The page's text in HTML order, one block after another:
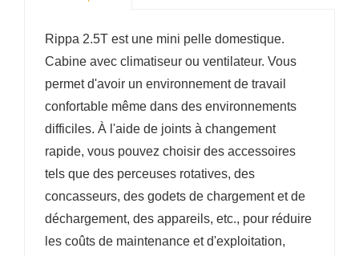
Rippa 2.5T est une mini pelle domestique.
Cabine avec climatiseur ou ventilateur. Vous
permet d'avoir un environnement de travail
confortable même dans des environnements
difficiles. À l'aide de joints à changement
rapide, vous pouvez choisir des accessoires
tels que des perceuses rotatives, des
concasseurs, des godets de chargement et de
déchargement, des appareils, etc., pour réduire
les coûts de maintenance et d'exploitation,